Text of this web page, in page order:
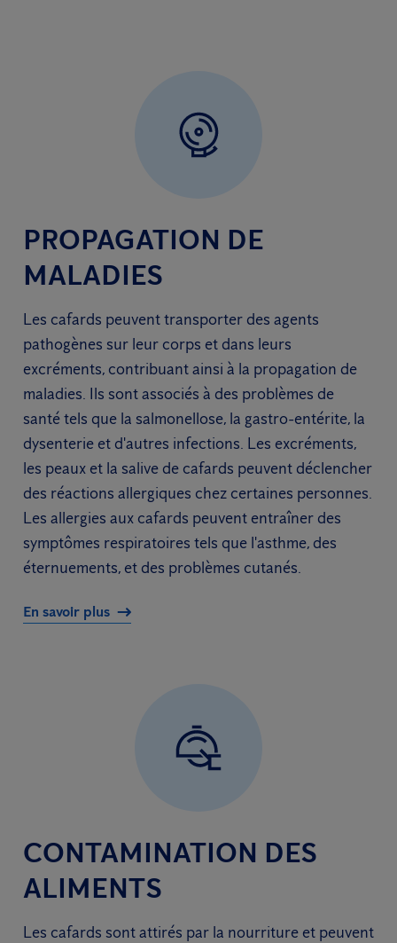
PROPAGATION DE
MALADIES
Les cafards peuvent transporter des agents
pathogènes sur leur corps et dans leurs
excréments, contribuant ainsi à la propagation de
maladies. Ils sont associés à des problèmes de
santé tels que la salmonellose, la gastro-entérite, la
dysenterie et d'autres infections. Les excréments,
les peaux et la salive de cafards peuvent déclencher
des réactions allergiques chez certaines personnes.
Les allergies aux cafards peuvent entraîner des
symptômes respiratoires tels que l'asthme, des
éternuements, et des problèmes cutanés.
En savoir plus
CONTAMINATION DES
ALIMENTS
Les cafards sont attirés par la nourriture et peuvent